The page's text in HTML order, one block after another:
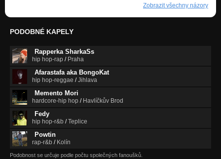
Zobrazit všechny názory
PODOBNÉ KAPELY
Rapperka SharkaSs
hip hop-rap / Praha
Afarastafa aka BongoKat
hip hop-reggae /Jihlava
Memento Mori
hardcore-hip hop / Havlíčkův Brod
Fedy
hip hop-r&b /Teplice
Powtin
rap-r&b / Kolín
Podobnost se určuje podle počtu společných fanoušků.